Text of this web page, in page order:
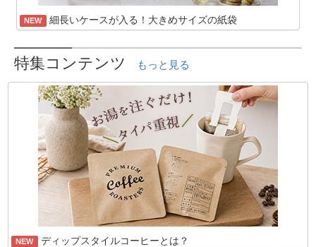
NEW 細長いケースが入る！大きめサイズの紙袋
特集コンテンツ もっと見る
NEW ディップスタイルコーヒーとは？